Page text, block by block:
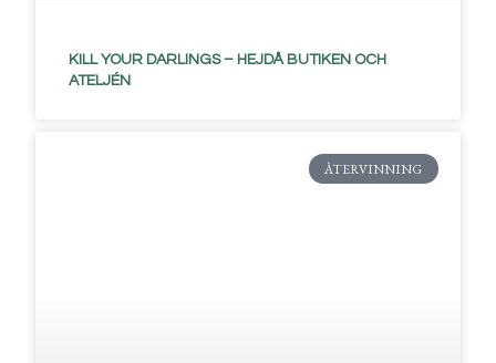
KILL YOUR DARLINGS – HEJDÅ BUTIKEN OCH
ATELJÉN
ÅTERVINNING